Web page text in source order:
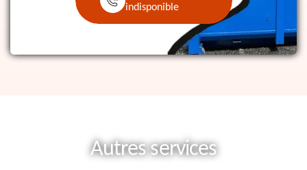
indisponible
Autres services